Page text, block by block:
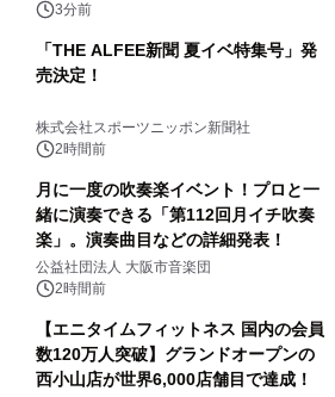
3分前
「THE ALFEE新聞 夏イベ特集号」発
売決定！
株式会社スポーツニッポン新聞社
2時間前
月に一度の吹奏楽イベント！プロと一
緒に演奏できる「第112回月イチ吹奏
楽」。演奏曲目などの詳細発表！
公益社団法人 大阪市音楽団
2時間前
【エニタイムフィットネス 国内の会員
数120万人突破】グランドオープンの
西小山店が世界6,000店舗目で達成！